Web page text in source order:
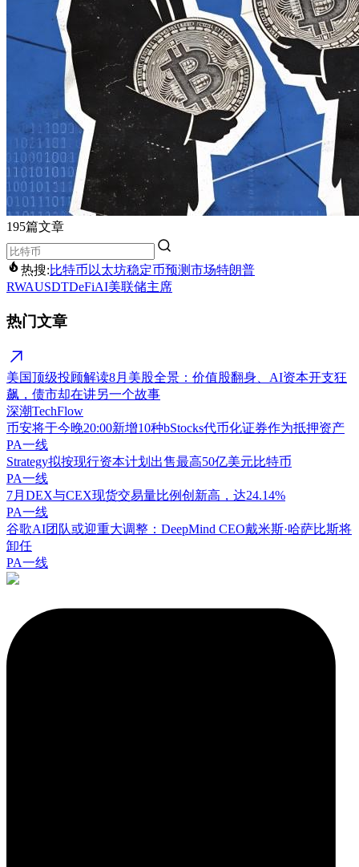
195篇文章
热搜:比特币 以太坊稳定币预测市场特朗普
RWAUSDTDeFiAI美联储主席
热门文章
美国顶级投顾解读8月美股全景：价值股翻身、AI资本开支狂
飙，债市却在讲另一个故事
深潮TechFlow
币安将于今晚20:00新增10种bStocks代币化证券作为抵押资产
PA一线
Strategy拟按现行资本计划出售最高50亿美元比特币
PA一线
7月DEX与CEX现货交易量比例创新高，达24.14%
PA一线
谷歌AI团队或迎重大调整：DeepMind CEO戴米斯·哈萨比斯将
卸任
PA一线